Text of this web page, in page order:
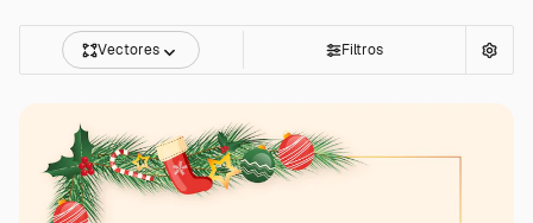
Vectores Filtros